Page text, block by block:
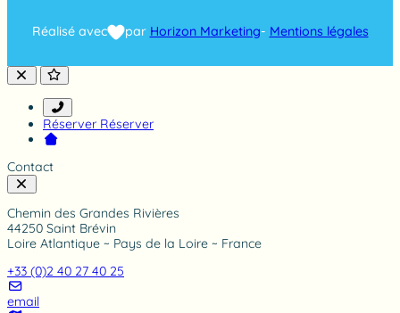
Réalisé avec par Horizon Marketing- Mentions légales
Réserver Réserver
Contact
Chemin des Grandes Rivières
44250 Saint Brévin
Loire Atlantique ~ Pays de la Loire ~ France
+33 (0)2 40 27 40 25
email